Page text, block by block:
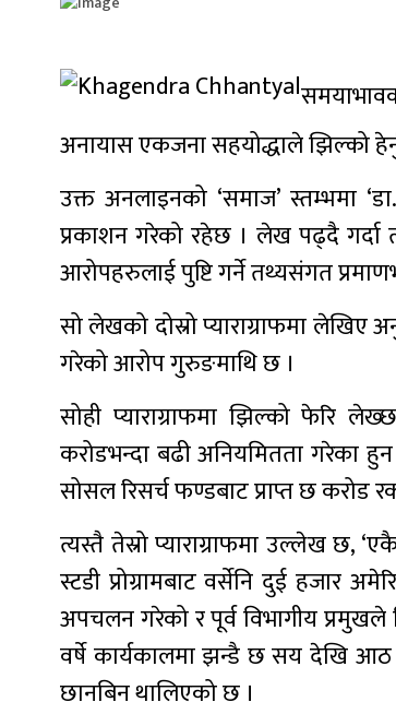
अनायास एकजना सहयोद्धाले झिल्को
उक्त अनलाइनको ‘समाज’ स्तम्भमा
प्रकाशन गरेको रहेछ । लेख पढ्दै
आरोपहरुलाई पुष्टि गर्ने तथ्यसंगत
सो लेखको दोस्रो प्याराग्राफमा लेखिए
गरेको आरोप गुरुङमाथि छ ।
सोही प्याराग्राफमा झिल्को फेरि
करोडभन्दा बढी अनियमितता गरेका
सोसल रिसर्च फण्डबाट प्राप्त छ करोड
त्यस्तै तेस्रो प्याराग्राफमा उल्लेख छ,
स्टडी प्रोग्रामबाट वर्सेनि दुई हजार
अपचलन गरेको र पूर्व विभागीय प्रमुखले
वर्षे कार्यकालमा झन्डै छ सय देखि आठ
छानबिन थालिएको छ ।